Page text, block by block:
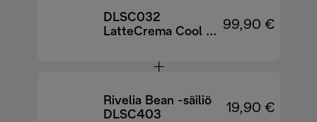
DLSC032
LatteCrema Cool -
99,90 €
Rivelia Bean -säiliö
DLSC403
19,90 €